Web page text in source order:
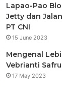
Lapao-Pao
Jetty dan
PT CNI
15 June 2023
Mengenal
Vebrianti
17 May 2023